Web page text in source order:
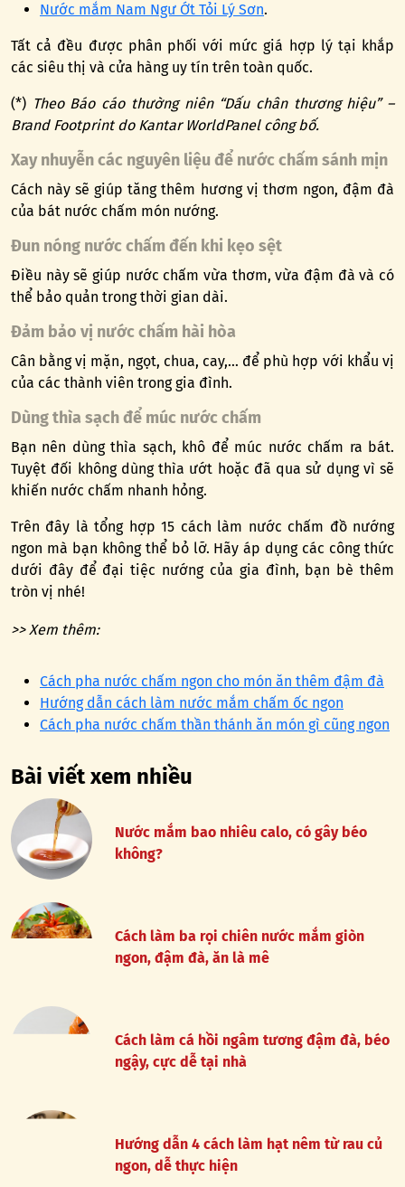
Nước mắm Nam Ngư Ớt Tỏi Lý Sơn.
Tất cả đều được phân phối với mức giá hợp lý tại khắp
các siêu thị và cửa hàng uy tín trên toàn quốc.
(*) Theo Báo cáo thường niên “Dấu chân thương hiệu” –
Brand Footprint do Kantar WorldPanel công bố.
Xay nhuyễn các nguyên liệu để nước chấm sánh mịn
Cách này sẽ giúp tăng thêm hương vị thơm ngon, đậm đà
của bát nước chấm món nướng.
Đun nóng nước chấm đến khi kẹo sệt
Điều này sẽ giúp nước chấm vừa thơm, vừa đậm đà và có
thể bảo quản trong thời gian dài.
Đảm bảo vị nước chấm hài hòa
Cân bằng vị mặn, ngọt, chua, cay,… để phù hợp với khẩu vị
của các thành viên trong gia đình.
Dùng thìa sạch để múc nước chấm
Bạn nên dùng thìa sạch, khô để múc nước chấm ra bát.
Tuyệt đối không dùng thìa ướt hoặc đã qua sử dụng vì sẽ
khiến nước chấm nhanh hỏng.
Trên đây là tổng hợp 15 cách làm nước chấm đồ nướng
ngon mà bạn không thể bỏ lỡ. Hãy áp dụng các công thức
dưới đây để đại tiệc nướng của gia đình, bạn bè thêm
tròn vị nhé!
>> Xem thêm:
Cách pha nước chấm ngon cho món ăn thêm đậm đà
Hướng dẫn cách làm nước mắm chấm ốc ngon
Cách pha nước chấm thần thánh ăn món gì cũng ngon
Bài viết xem nhiều
Nước mắm bao nhiêu calo, có gây béo
không?
Cách làm ba rọi chiên nước mắm giòn
ngon, đậm đà, ăn là mê
Cách làm cá hồi ngâm tương đậm đà, béo
ngậy, cực dễ tại nhà
Hướng dẫn 4 cách làm hạt nêm từ rau củ
ngon, dễ thực hiện